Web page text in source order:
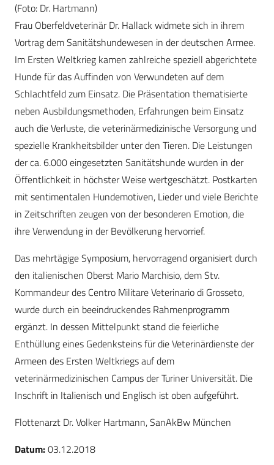
(Foto: Dr. Hartmann)
Frau Oberfeldveterinär Dr. Hallack widmete sich in ihrem
Vortrag dem Sanitätshundewesen in der deutschen Armee.
Im Ersten Weltkrieg kamen zahlreiche speziell abgerichtete
Hunde für das Auffinden von Verwundeten auf dem
Schlachtfeld zum Einsatz. Die Präsentation thematisierte
neben Ausbildungsmethoden, Erfahrungen beim Einsatz
auch die Verluste, die veterinärmedizinische Versorgung und
spezielle Krankheitsbilder unter den Tieren. Die Leistungen
der ca. 6.000 eingesetzten Sanitätshunde wurden in der
Öffentlichkeit in höchster Weise wertgeschätzt. Postkarten
mit sentimentalen Hundemotiven, Lieder und viele Berichte
in Zeitschriften zeugen von der besonderen Emotion, die
ihre Verwendung in der Bevölkerung hervorrief.
Das mehrtägige Symposium, hervorragend organisiert durch
den italienischen Oberst Mario Marchisio, dem Stv.
Kommandeur des Centro Militare Veterinario di Grosseto,
wurde durch ein beeindruckendes Rahmenprogramm
ergänzt. In dessen Mittelpunkt stand die feierliche
Enthüllung eines Gedenksteins für die Veterinärdienste der
Armeen des Ersten Weltkriegs auf dem
veterinärmedizinischen Campus der Turiner Universität. Die
Inschrift in Italienisch und Englisch ist oben aufgeführt.
Flottenarzt Dr. Volker Hartmann, SanAkBw München
Datum:03.12.2018